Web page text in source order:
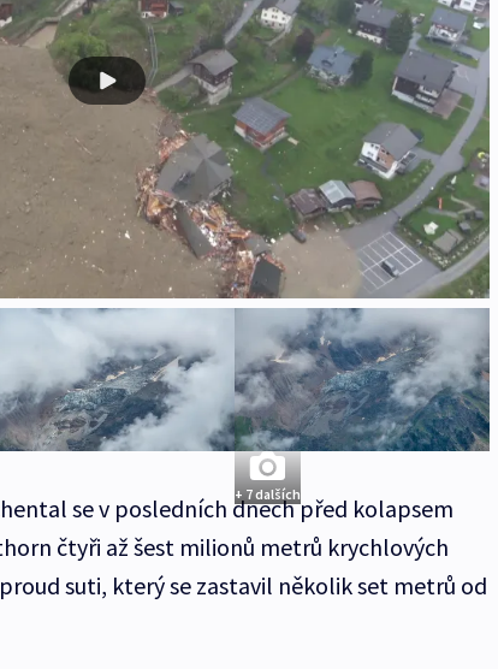
+ 7 dalších
se v posledních dnech před kolapsem
čtyři až šest milionů metrů krychlových
suti, který se zastavil několik set metrů od